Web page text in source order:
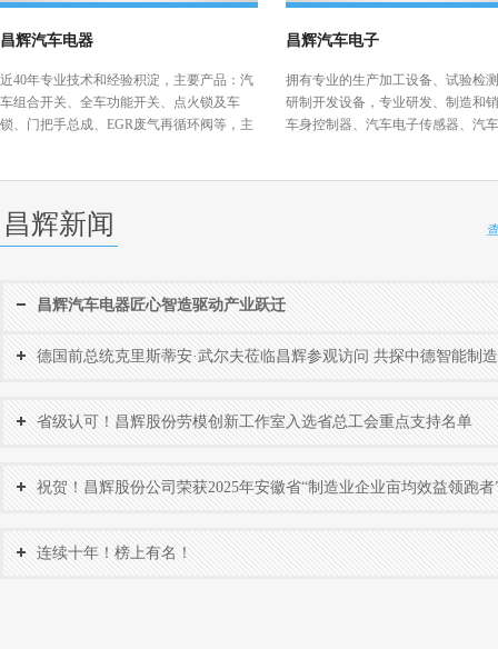
昌辉汽车电器
近40年专业技术和经验积淀，主要产品：汽
车组合开关、全车功能开关、点火锁及车
锁、门把手总成、EGR废气再循环阀等，主
昌辉汽车电子
拥有专业的生产加工设备、试验检
研制开发设备，专业研发、制造和
车身控制器、汽车电子传感器、汽
昌辉新闻
昌辉汽车电器匠心智造驱动产业跃迁
德国前总统克里斯蒂安·武尔夫莅临昌辉参观访问 共探中德智能制
省级认可！昌辉股份劳模创新工作室入选省总工会重点支持名单
祝贺！昌辉股份公司荣获2025年安徽省“制造业企业亩均效益领跑者
连续十年！榜上有名！